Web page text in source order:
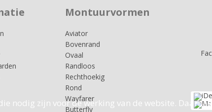
nodig zijn voor de werking van de website.
Montuurvormen
Aviator
Bovenrand
Ovaal
Randloos
Rechthoekig
Rond
Wayfarer
Butterfly